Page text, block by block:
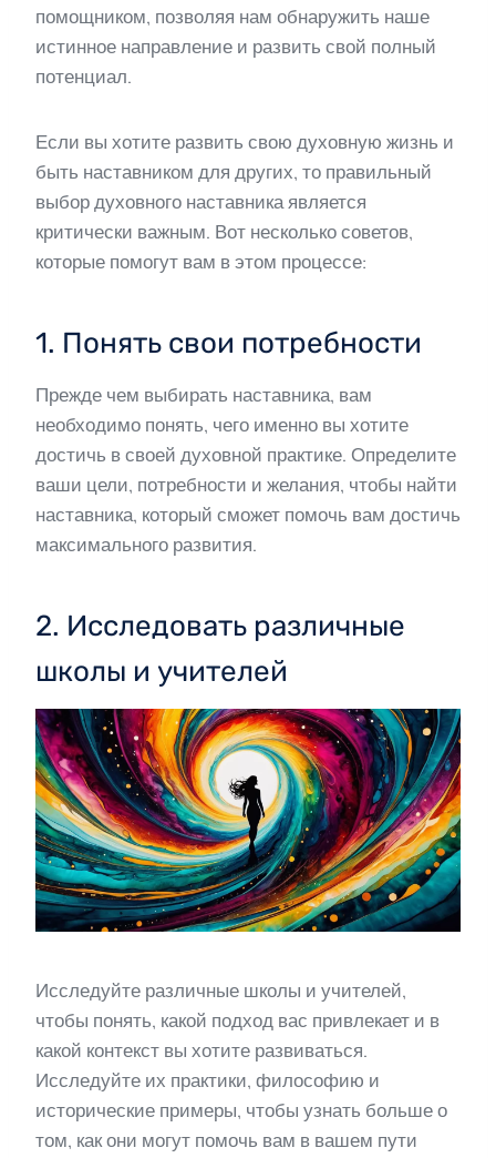
помощником, позволяя нам обнаружить наше
истинное направление и развить свой полный
потенциал.
Если вы хотите развить свою духовную жизнь и
быть наставником для других, то правильный
выбор духовного наставника является
критически важным. Вот несколько советов,
которые помогут вам в этом процессе:
1. Понять свои потребности
Прежде чем выбирать наставника, вам
необходимо понять, чего именно вы хотите
достичь в своей духовной практике. Определите
ваши цели, потребности и желания, чтобы найти
наставника, который сможет помочь вам достичь
максимального развития.
2. Исследовать различные
школы и учителей
Исследуйте различные школы и учителей,
чтобы понять, какой подход вас привлекает и в
какой контекст вы хотите развиваться.
Исследуйте их практики, философию и
исторические примеры, чтобы узнать больше о
том, как они могут помочь вам в вашем пути